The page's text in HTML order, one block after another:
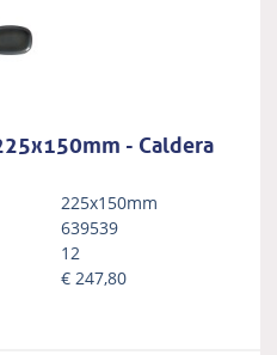
- Caldera
225x150mm
639539
12
€247,80